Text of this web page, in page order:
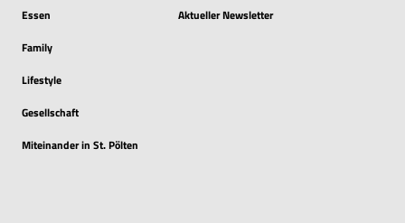
Essen
Family
Lifestyle
Gesellschaft
Miteinander in St. Pölten
Aktueller Newsletter